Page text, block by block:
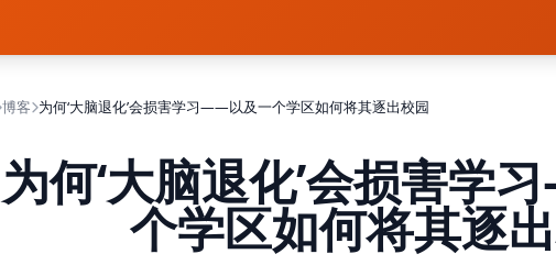
博客 为何‘大脑退化’会损害学习——以及一个学区如何将其逐出校园
为何‘大脑退化’会损害学
个学区如何将其逐